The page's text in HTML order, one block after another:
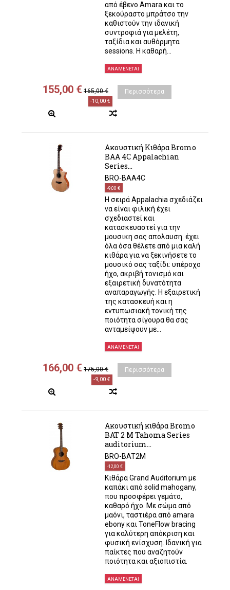
από έβενο Amara και το
ξεκούραστο μπράτσο την
καθιστούν την ιδανική
συντροφιά για μελέτη,
ταξίδια και αυθόρμητα
sessions. Η καθαρή...
ΑΝΑΜΈΝΕΤΑΙ
155,00 € 165,00 €
-10,00 €
Περισσότερα
Ακουστική Κιθάρα Bromo
BAA 4C Appalachian
Series...
BRO-BAA4C
-9,00 €
Η σειρά Appalachia σχεδιάζει
να είναι φιλική έχει
σχεδιαστεί και
κατασκευαστεί για την
μουσικη σας απολαυση. έχει
όλα όσα θέλετε από μια καλή
κιθάρα για να ξεκινήσετε το
μουσικό σας ταξίδι: υπέροχο
ήχο, ακριβή τονισμό και
εξαιρετική δυνατότητα
αναπαραγωγής. Η εξαιρετική
της κατασκευή και η
εντυπωσιακή τονική της
ποιότητα σίγουρα θα σας
ανταμείψουν με...
ΑΝΑΜΈΝΕΤΑΙ
166,00 € 175,00 €
-9,00 €
Περισσότερα
Ακουστική κιθάρα Bromo
BAT 2 M Tahoma Series
auditorium...
BRO-BAT2M
-12,00 €
Κιθάρα Grand Auditorium με
καπάκι από solid mahogany,
που προσφέρει γεμάτο,
καθαρό ήχο. Με σώμα από
μαόνι, ταστιέρα από amara
ebony και ToneFlow bracing
για καλύτερη απόκριση και
φυσική ενίσχυση. Ιδανική για
παίκτες που αναζητούν
ποιότητα και αξιοπιστία.
ΑΝΑΜΈΝΕΤΑΙ